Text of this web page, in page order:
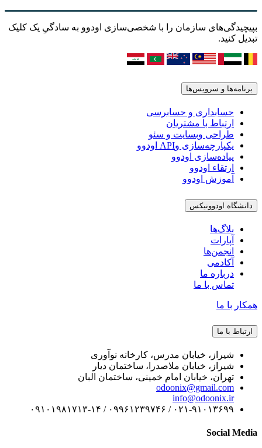
بپیچیدگی‌های سازمان را با شخصی‌سازی اودوو به سادگیِ یک کلیک
تبدیل کنید.
برنامه‌ها و سرویس‌ها
حسابداری و حسابرسی
ارتباط با مشتریان
طراحی وبسایت و سئو
یکپارچه‌سازی وAPI اودوو
پیاده‌سازی اودوو
ارتقاء اودوو
آموزش اودوو
دانشگاه اودوونیکس
بلاگ‌ها
آپارات
انجمن‌ها
آکادمی
درباره ما
تماس با ما
همکار با ما
ارتباط با ما
شیراز، خیابان مدرس، کارخانه نوآوری
شیراز، خیابان ملاصدرا، ساختمان دیار
تهران، خیابان امام خمینی، ساختمان البان
odoonix@gmail.com
info@odoonix.ir
۰۲۱-۹۱۰۱۳۶۹۹ / ۰۹۹۶۱۲۳۹۷۴۶ / ۰۹۱۰۱۹۸۱۷۱۳-۱۴
Social Media